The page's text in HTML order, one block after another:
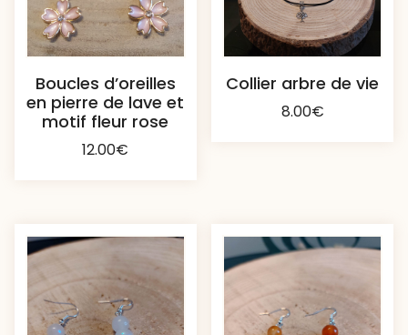
Boucles d’oreilles
en pierre de lave et
motif fleur rose
12.00€
Collier arbre de vie
8.00€